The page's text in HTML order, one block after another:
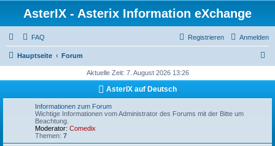
AsterIX - Asterix Information eXchange
FAQ Anmelden
Registrieren
Hauptseite Forum
h
Aktuelle Zeit: 7. August 2026 13:26
AsterIX auf Deutsch
Informationen zum Forum
Wichtige Informationen vom Administrator des Forums mit der Bitte um
Beachtung.
Moderator: Comedix
Themen: 7